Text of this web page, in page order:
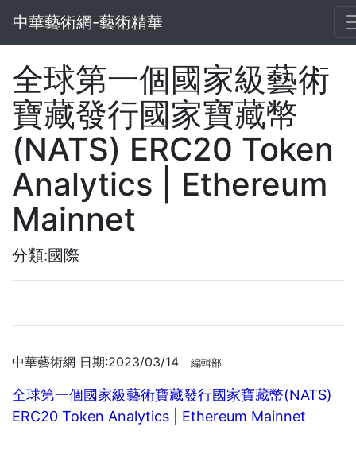
中華藝術網-藝術精華
全球第一個國家級藝術
寶藏發行國家寶藏幣
(NATS) ERC20 Token
Analytics | Ethereum
Mainnet
分類:國際
中華藝術網 日期:2023/03/14 編輯部
全球第一個國家級藝術寶藏發行國家寶藏幣(NATS)
ERC20 Token Analytics | Ethereum Mainnet